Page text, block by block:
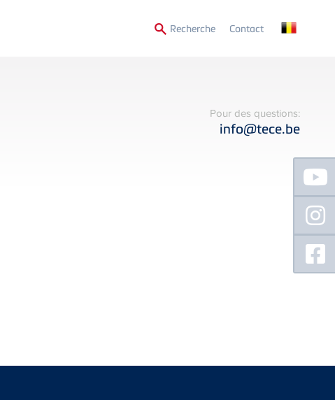
RechercheSecondary
Contact
Pour des questions:
info@tece.be
Floating